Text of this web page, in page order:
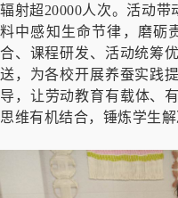
辐射超20000人次。活动
料中感知生命节律，磨砺
合、课程研发、活动统筹
送，为各校开展养蚕实践
导，让劳动教育有载体、
思维有机结合，锤炼学生